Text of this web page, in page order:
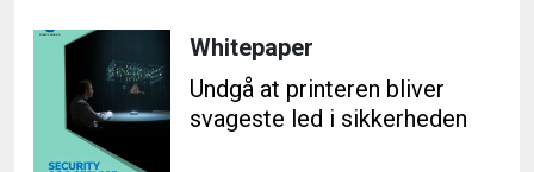
Whitepaper
Undgå at printeren bliver
svageste led i sikkerheden